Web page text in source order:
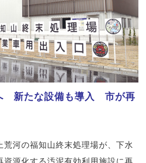
新たな設備も導入 市が再
河の福知山終末処理場が、下水